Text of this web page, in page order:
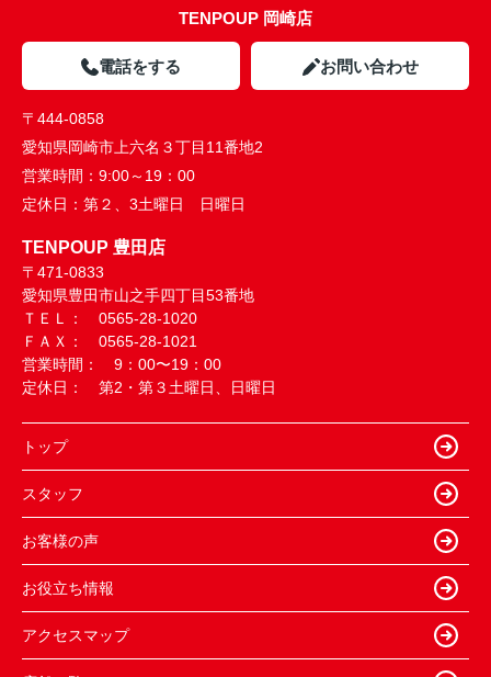
TENPOUP 岡崎店
電話をする お問い合わせ
〒444-0858
愛知県岡崎市上六名３丁目11番地2
営業時間： 9:00～19：00
定休日： 第２、3土曜日 日曜日
TENPOUP 豊田店
〒471-0833
愛知県豊田市山之手四丁目53番地
ＴＥＬ： 0565-28-1020
ＦＡＸ： 0565-28-1021
営業時間： 9：00〜19：00
定休日： 第2・第３土曜日、日曜日
トップ
スタッフ
お客様の声
お役立ち情報
アクセスマップ